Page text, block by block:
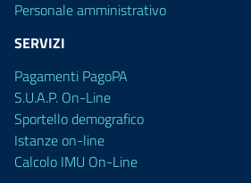
Personale amministrativo
SERVIZI
Pagamenti PagoPA
S.U.A.P. On-Line
Sportello demografico
Istanze on-line
Calcolo IMU On-Line